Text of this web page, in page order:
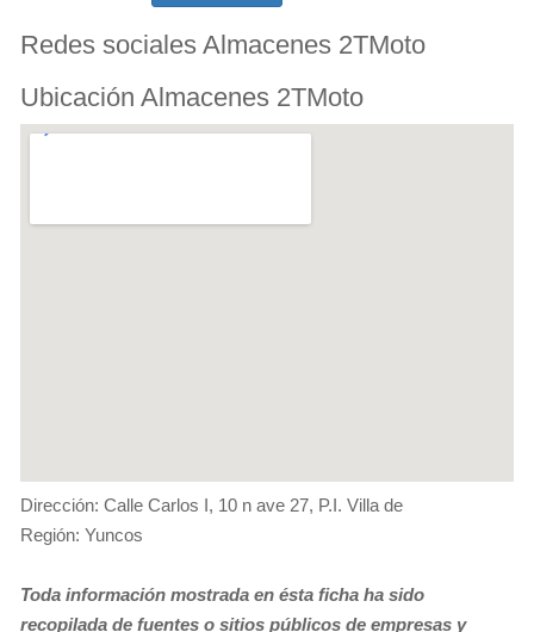
Redes sociales Almacenes 2TMoto
Ubicación Almacenes 2TMoto
Dirección: Calle Carlos I, 10 n ave 27, P.I. Villa de
Región: Yuncos
Toda información mostrada en ésta ficha ha sido
recopilada de fuentes o sitios públicos de empresas y